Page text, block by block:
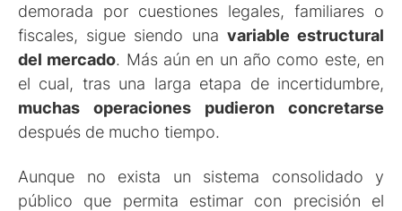
demorada por cuestiones legales, familiares o
fiscales, sigue siendo una variable estructural
del mercado. Más aún en un año como este, en
el cual, tras una larga etapa de incertidumbre,
muchas operaciones pudieron concretarse
después de mucho tiempo.
Aunque no exista un sistema consolidado y
público que permita estimar con precisión el